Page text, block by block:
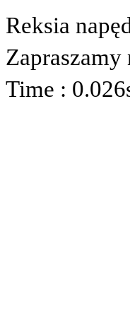
Reksia
Zapraszamy
Time :